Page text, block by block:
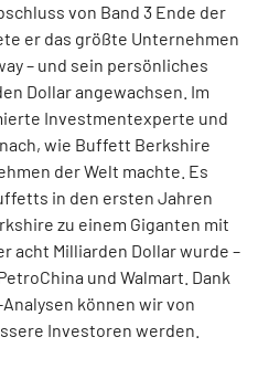
von Band 3 Ende der
er das größte Unternehmen
– und sein persönliches
Dollar angewachsen. Im
Investmentexperte und
wie Buffett Berkshire
der Welt machte. Es
in den ersten Jahren
zu einem Giganten mit
acht Milliarden Dollar wurde –
und Walmart. Dank
können wir von
Investoren werden.